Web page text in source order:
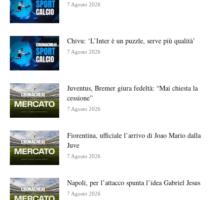
7 Agosto 2026
Chivu: ‘L’Inter è un puzzle, serve più qualità’
7 Agosto 2026
Juventus, Bremer giura fedeltà: “Mai chiesta la
cessione”
7 Agosto 2026
Fiorentina, ufficiale l’arrivo di Joao Mario dalla
Juve
7 Agosto 2026
Napoli, per l’attacco spunta l’idea Gabriel Jesus
7 Agosto 2026